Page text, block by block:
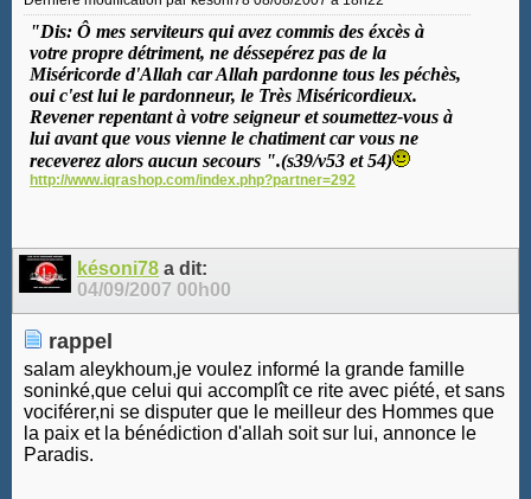
"Dis: Ô mes serviteurs qui avez commis des éxcès à
votre propre détriment, ne déssepérez pas de la
Miséricorde d'Allah car Allah pardonne tous les péchès,
oui c'est lui le pardonneur, le Très Miséricordieux.
Revener repentant à votre seigneur et soumettez-vous à
lui avant que vous vienne le chatiment car vous ne
receverez alors aucun secours ".(s39/v53 et 54)
http://www.iqrashop.com/index.php?partner=292
késoni78 a dit:
04/09/2007 00h00
rappel
salam aleykhoum,je voulez informé la grande famille
soninké,que celui qui accomplît ce rite avec piété, et sans
vociférer,ni se disputer que le meilleur des Hommes que
la paix et la bénédiction d'allah soit sur lui, annonce le
Paradis.